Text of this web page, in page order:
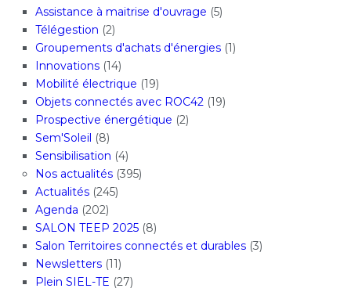
Assistance à maitrise d'ouvrage (5)
Télégestion (2)
Groupements d'achats d'énergies(1)
Innovations(14)
Mobilité électrique (19)
Objets connectés avec ROC42(19)
Prospective énergétique (2)
Sem'Soleil (8)
Sensibilisation (4)
Nos actualités(395)
Actualités(245)
Agenda (202)
SALON TEEP 2025(8)
Salon Territoires connectés et durables(3)
Newsletters(11)
Plein SIEL-TE (27)